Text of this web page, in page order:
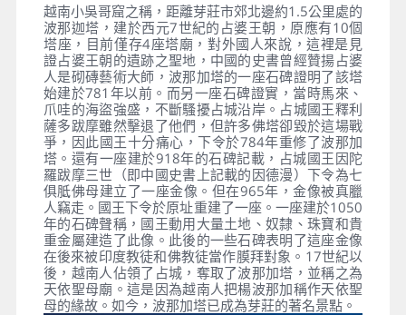
越南小吳哥窟之稱，距離芽莊市郊北邊約1.5公里處的
波那迦塔，建於西元7世紀的占婆王朝，原應有10個
塔座，目前僅存4座塔廟，對外國人來說，這裡是見
證占婆王朝的遺跡之聖地，中國的史書曾經贊揚占婆
人是砌磚藝術大師，波那加塔的一座石碑證明了該塔
始建於781年以前。而另一座石碑證實，當時馬來、
爪哇的海盜強盛，不斷騷擾占城沿岸。占城國王釋利
薩多跋摩雖然擊退了他們，但許多佛塔卻毀於這場戰
爭，因此國王十分痛心，下令於784年重修了波那加
塔。還有一座建於918年的石碑記載，占城國王因陀
羅跋摩三世（即中國史書上記載的因德漫）下令為七
俱胝佛母建立了一座金像。但在965年，金像被真臘
人竊走。國王下令於原址重建了一座。一座建於1050
年的石碑聲稱，國王動用大量土地、奴隸、珠寶和貴
重金屬建造了此像。此後的一些石碑表明了這座金像
在後來被印度教徒和佛教徒當作膜拜對象。17世紀以
後，越南人佔領了占城，奪取了波那加塔，並稱之為
天依聖母廟。這是因為越南人把楊波那加稱作天依聖
母的緣故。如今，波那加塔已成為芽莊的著名景點。